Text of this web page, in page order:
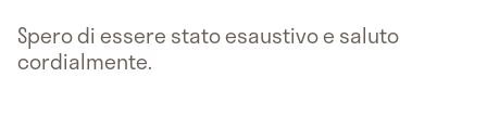
Spero di essere stato esaustivo e saluto
cordialmente.